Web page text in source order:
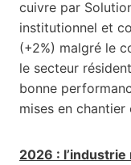
cuivre par
institutionnel et
(+2%) malgré le
le secteur
bonne
mises en chantier
2026 :